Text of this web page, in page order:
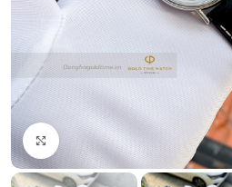
Click to enlarge